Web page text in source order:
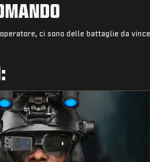
ci sono delle battaglie da